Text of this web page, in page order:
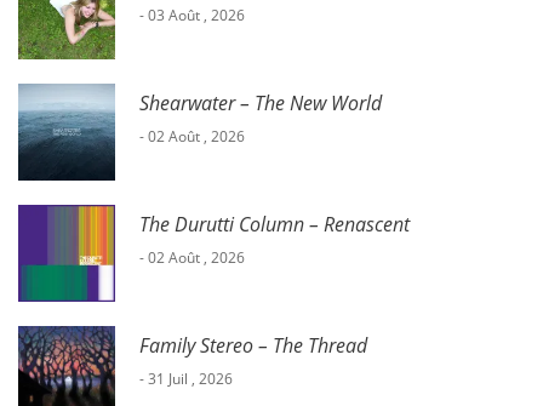
- 03 Août , 2026
Shearwater – The New World
- 02 Août , 2026
The Durutti Column – Renascent
- 02 Août , 2026
Family Stereo – The Thread
- 31 Juil , 2026